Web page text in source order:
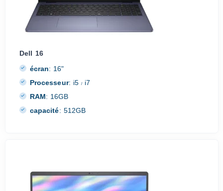
Dell 16
écran: 16"
Processeur: i5/ i7
RAM: 16GB
capacité: 512GB